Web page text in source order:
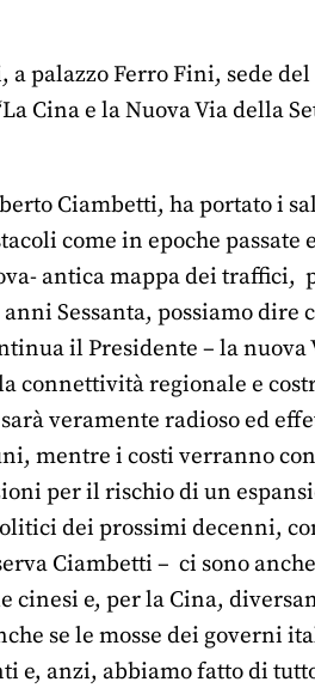
a palazzo Ferro Fini, sede
Cina e la Nuova Via della
Ciambetti, ha portato i
come in epoche
antica mappa dei traffici,
Sessanta, possiamo dire
il Presidente – la nuova
connettività regionale e
veramente radioso ed
mentre i costi verranno
per il rischio di un
dei prossimi decenni,
Ciambetti – ci sono
cinesi e, per la Cina,
se le mosse dei governi
anzi, abbiamo fatto di